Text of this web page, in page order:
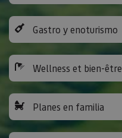
Gastro y enoturismo
Wellness et bien-être
Planes en familia